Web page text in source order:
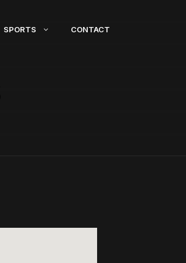
SPORTS CONTACT